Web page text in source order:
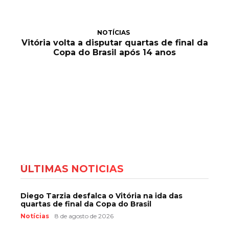
NOTÍCIAS
Vitória volta a disputar quartas de final da
Copa do Brasil após 14 anos
ÚLTIMAS NOTÍCIAS
Diego Tarzia desfalca o Vitória na ida das
quartas de final da Copa do Brasil
Notícias 8 de agosto de 2026